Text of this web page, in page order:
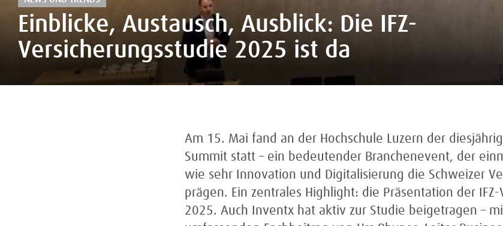
Einblicke, Austausch, Ausblick: Die IFZ-
Versicherungsstudie 2025 ist da
Am 15. Mai fand an der Hochschule Luzern der
Summit statt – ein bedeutender Branchenevent, der
wie sehr Innovation und Digitalisierung die Schweizer
prägen. Ein zentrales Highlight: die Präsentation der
2025. Auch Inventx hat aktiv zur Studie beigetragen –